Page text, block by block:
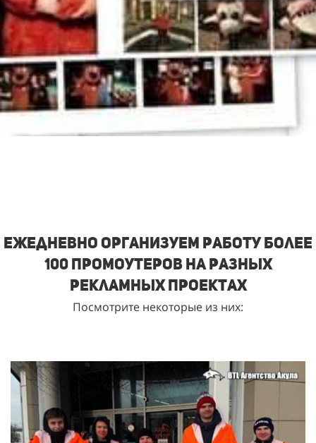
Ежедневно организуем работу более
100 промоутеров на разных
рекламных проектах
Посмотрите некоторые из них: